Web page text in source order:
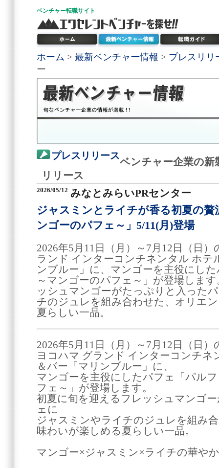
ベンチャー転職サイト
ホーム > 最新ベンチャー情報 > プレスリリ
ー
プレスリリース
ベンチャー企業の新
リリース
2026/05/12 みなとみらいPRセンター
ジャスミンとライチが香る初夏の
ンゴーのパフェ～」5/11(月)登場
2026年5月11日（月）～7月12日（日
ランド インターコンチネンタル ホテ
ンブルー」に、マンゴーを主役にし
～マンゴーのパフェ～」が登場しま
ッシュマンゴーがたっぷりと入った
チのジュレを組み合わせた、オリエ
夏らしい一品。
2026年5月11日（月）～7月12日（日）
ヨコハマ グランド インターコンチネ
＆バー「マリンブルー」に、
マンゴーを主役にしたパフェ「パル
フェ～」が登場します。
初夏に旬を迎えるフレッシュマンゴ
ェに
ジャスミンやライチのジュレを組み
味わいが楽しめる夏らしい一品。
マンゴー×ジャスミン×ライチの華や